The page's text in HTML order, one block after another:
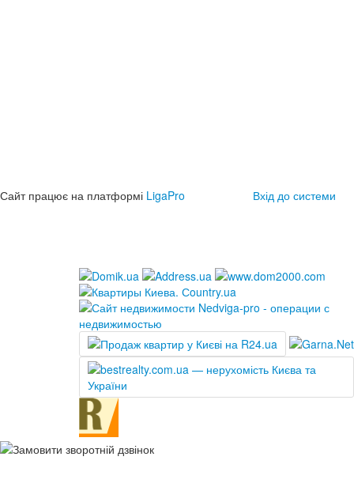
Сайт працює на платформі LigaPro Вхід до системи